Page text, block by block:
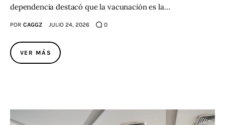
dependencia destacó que la vacunación es la…
POR CAGGZ JULIO 24, 2026 0
VER MÁS